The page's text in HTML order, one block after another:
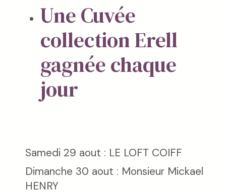
Une Cuvée
collection Erell
gagnée chaque
jour
Samedi 29 aout : LE LOFT COIFF
Dimanche 30 aout : Monsieur Mickael
HENRY